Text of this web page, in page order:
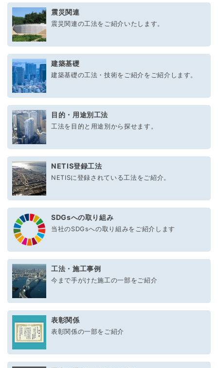
震災関連
震災関連の工法をご紹介いたします。
建築基礎
建築基礎の工法・技術をご紹介をご紹介します。
目的・用途別工法
工法を目的と用途別から探せます。
NETIS登録工法
NETISに登録されている工法をご紹介。
SDGsへの取り組み
当社のSDGsへの取り組みをご紹介します
工法・施工事例
今まで手がけた施工の一部をご紹介
表彰関係
表彰関係の一部をご紹介